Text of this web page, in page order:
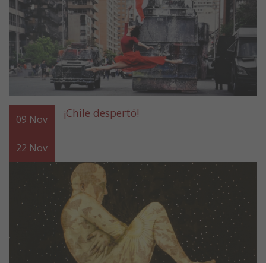
09 Nov
22 Nov
¡Chile despertó!